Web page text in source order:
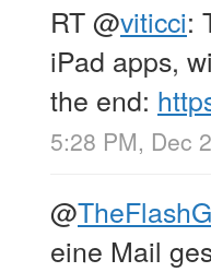
RT@viticci:
iPad apps,
the end:
5:28 PM, Dec
@TheFlashG
eine Mail